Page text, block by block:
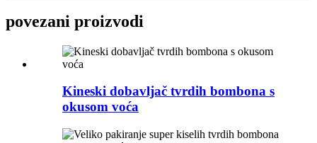
povezani proizvodi
Kineski dobavljač tvrdih bombona s
okusom voća